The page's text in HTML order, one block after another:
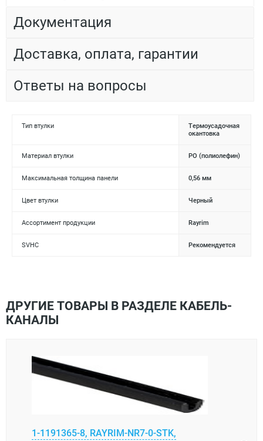
Документация
Доставка, оплата, гарантии
Ответы на вопросы
Тип втулки
Термоусадочная
окантовка
Материал втулки PO (полиолефин)
Максимальная толщина панели 0,56 мм
Цвет втулки Черный
Ассортимент продукции Rayrim
SVHC Рекомендуется
ДРУГИЕ ТОВАРЫ В РАЗДЕЛЕ КАБЕЛЬ-
КАНАЛЫ
1-1191365-8, RAYRIM-NR7-0-STK,